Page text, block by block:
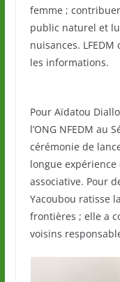
femme ;
public naturel et
nuisances.
les informations.
Pour Aïdatou
l’ONG NFEDM au
cérémonie de
longue
associative. Pour
Yacoubou ratisse
frontières ; elle a
voisins